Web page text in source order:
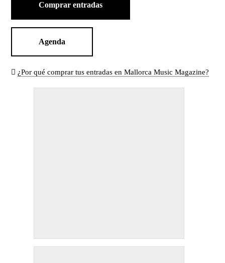
Comprar entradas
Agenda
¿Por qué comprar tus entradas en Mallorca Music Magazine?